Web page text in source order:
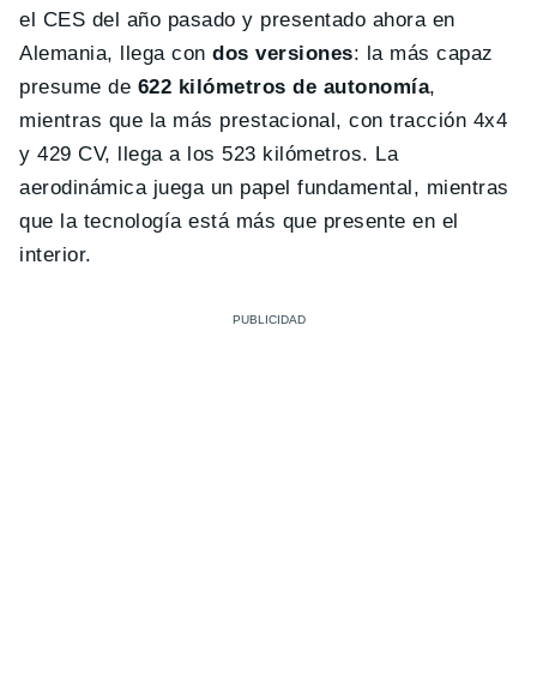
el CES del año pasado y presentado ahora en
Alemania, llega condos versiones: la más capaz
presume de 622 kilómetros de autonomía,
mientras que la más prestacional, con tracción 4x4
y 429 CV, llega a los 523 kilómetros. La
aerodinámica juega un papel fundamental, mientras
que la tecnología está más que presente en el
interior.